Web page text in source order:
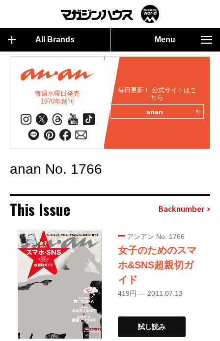
All Brands Menu
毎週水曜日発売
1970年創刊
毎日更新！ 公式サイトはこ
ちら
anan
anan No. 1766
This Issue Backnumber
アンアン No. 1766
女子のためのスマ
ホ&SNS超親切ガ
イド
419円 — 2011.07.13
試し読み